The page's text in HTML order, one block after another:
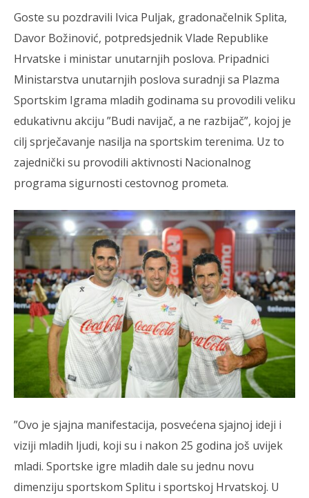
Goste su pozdravili Ivica Puljak, gradonačelnik Splita,
Davor Božinović, potpredsjednik Vlade Republike
Hrvatske i ministar unutarnjih poslova. Pripadnici
Ministarstva unutarnjih poslova suradnji sa Plazma
Sportskim Igrama mladih godinama su provodili veliku
edukativnu akciju ”Budi navijač, a ne razbijač”, kojoj je
cilj sprječavanje nasilja na sportskim terenima. Uz to
zajednički su provodili aktivnosti Nacionalnog
programa sigurnosti cestovnog prometa.
”Ovo je sjajna manifestacija, posvećena sjajnoj ideji i
viziji mladih ljudi, koji su i nakon 25 godina još uvijek
mladi. Sportske igre mladih dale su jednu novu
dimenziju sportskom Splitu i sportskoj Hrvatskoj. U